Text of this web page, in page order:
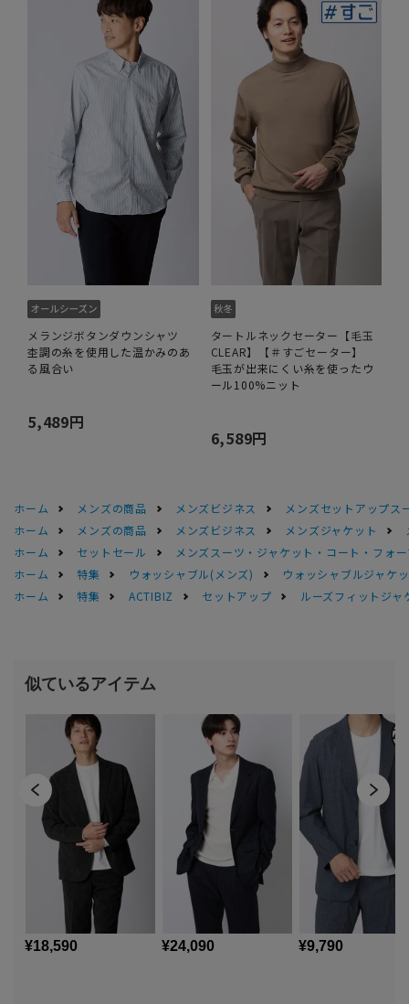
メランジボタンダウンシャツ
杢調の糸を使用した温かみのあ
る風合い
5,489円
タートルネックセーター【毛玉
CLEAR】【＃すごセーター】
毛玉が出来にくい糸を使ったウ
ール100%ニット
6,589円
ホーム メンズの商品 メンズビジネス
メンズセットアップス
ホーム
メンズの商品 メンズビジネス メンズジャケット
ホーム
セットセール
メンズスーツ・ジャケット・コート・フォ
ホーム
特集 ウォッシャブル(メンズ)
ウォッシャブルジャケ
ホーム
特集 ACTIBIZ セットアップ ルーズフィットジ